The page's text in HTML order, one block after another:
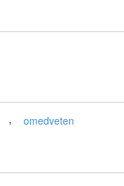
, omedveten